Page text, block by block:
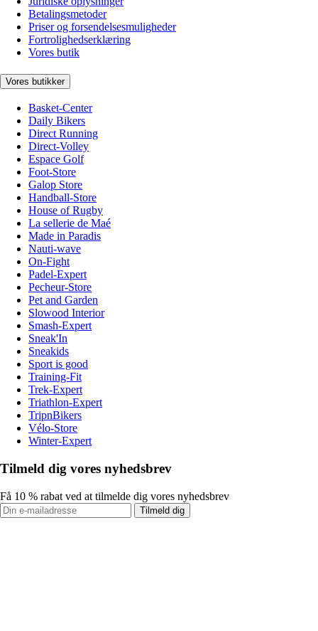
Betalingsmetoder
Priser og forsendelsesmuligheder
Fortrolighedserklæring
Vores butik
Vores butikker
Basket-Center
Daily Bikers
Direct Running
Direct-Volley
Espace Golf
Foot-Store
Galop Store
Handball-Store
House of Rugby
La sellerie de Maé
Made in Paradis
Nauti-wave
On-Fight
Padel-Expert
Pecheur-Store
Pet and Garden
Slowood Interior
Smash-Expert
Sneak'In
Sneakids
Sport is good
Training-Fit
Trek-Expert
Triathlon-Expert
TripnBikers
Vélo-Store
Winter-Expert
Tilmeld dig vores nyhedsbrev
Få 10 % rabat ved at tilmelde dig vores nyhedsbrev
Tilmeld dig